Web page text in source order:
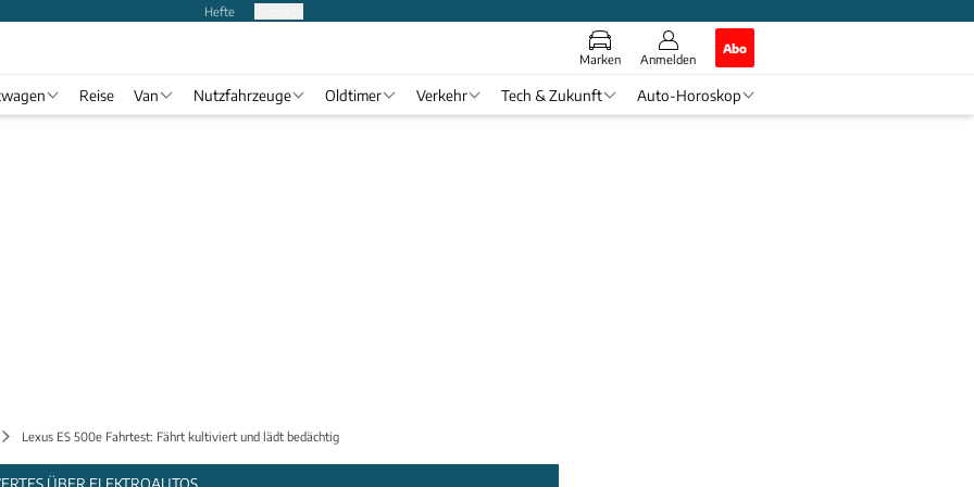
Hefte
Marken Anmelden
Abo
Reise Van Nutzfahrzeuge Oldtimer Verkehr Tech & Zukunft Auto-Horoskop
Lexus ES 500e Fahrtest: Fährt kultiviert und lädt bedächtig
ÜBER ELEKTROAUTOS